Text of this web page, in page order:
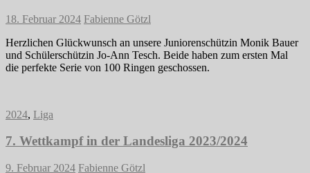
18. Februar 2024 Fabienne Götzl
Herzlichen Glückwunsch an unsere Juniorenschützin Monik Bauer
und Schülerschützin Jo-Ann Tesch. Beide haben zum ersten Mal
die perfekte Serie von 100 Ringen geschossen.
2024, Liga
7. Wettkampf in der Landesliga 2023/2024
9. Februar 2024 Fabienne Götzl